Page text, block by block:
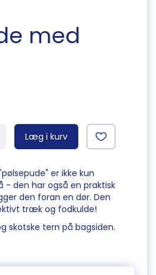
med
Læg i kurv
er ikke kun
- den har også en praktisk
den foran en dør. Den
træk og fodkulde!
skotske tern på bagsiden.